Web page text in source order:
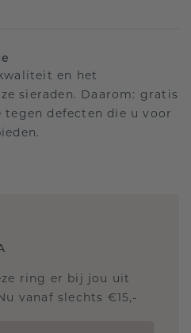
en het
sieraden. Daarom: gratis
tegen defecten die u voor
ring er bij jou uit
vanaf slechts €15,-